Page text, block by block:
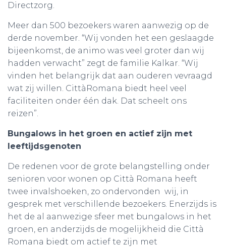
Directzorg.
Meer dan 500 bezoekers waren aanwezig op de
derde november. “Wij vonden het een geslaagde
bijeenkomst, de animo was veel groter dan wij
hadden verwacht” zegt de familie Kalkar. “Wij
vinden het belangrijk dat aan ouderen vevraagd
wat zij willen. CittàRomana biedt heel veel
faciliteiten onder één dak. Dat scheelt ons
reizen”.
Bungalows in het groen en actief zijn met
leeftijdsgenoten
De redenen voor de grote belangstelling onder
senioren voor wonen op Città Romana heeft
twee invalshoeken, zo ondervonden wij, in
gesprek met verschillende bezoekers. Enerzijds is
het de al aanwezige sfeer met bungalows in het
groen, en anderzijds de mogelijkheid die Città
Romana biedt om actief te zijn met